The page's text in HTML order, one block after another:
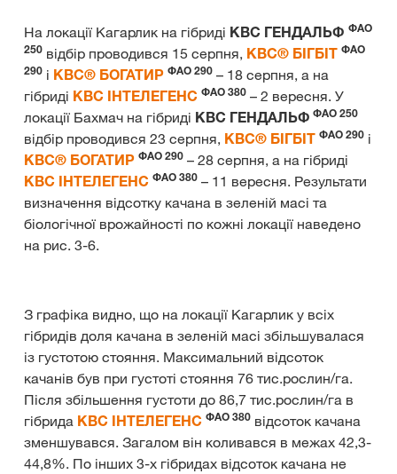
На локації Кагарлик на гібриді КВС ГЕНДАЛЬФ ФАО
250 відбір проводився 15 серпня, КВС® БІГБІТ ФАО
290 і КВС® БОГАТИР ФАО 290 – 18 серпня, а на
гібриді КВС ІНТЕЛЕГЕНС ФАО 380 – 2 вересня. У
локації Бахмач на гібриді КВС ГЕНДАЛЬФ ФАО 250
відбір проводився 23 серпня, КВС® БІГБІТ ФАО 290 і
КВС® БОГАТИР ФАО 290 – 28 серпня, а на гібриді
КВС ІНТЕЛЕГЕНС ФАО 380 – 11 вересня. Результати
визначення відсотку качана в зеленій масі та
біологічної врожайності по кожні локації наведено
на рис. 3-6.
З графіка видно, що на локації Кагарлик у всіх
гібридів доля качана в зеленій масі збільшувалася
із густотою стояння. Максимальний відсоток
качанів був при густоті стояння 76 тис.рослин/га.
Після збільшення густоти до 86,7 тис.рослин/га в
гібрида КВС ІНТЕЛЕГЕНС ФАО 380 відсоток качана
зменшувався. Загалом він коливався в межах 42,3-
44,8%. По інших 3-х гібридах відсоток качана не